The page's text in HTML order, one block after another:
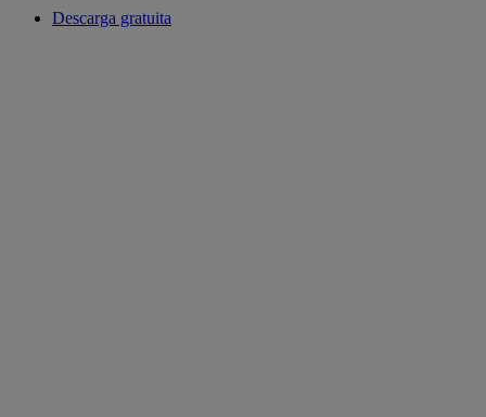
Descarga gratuita